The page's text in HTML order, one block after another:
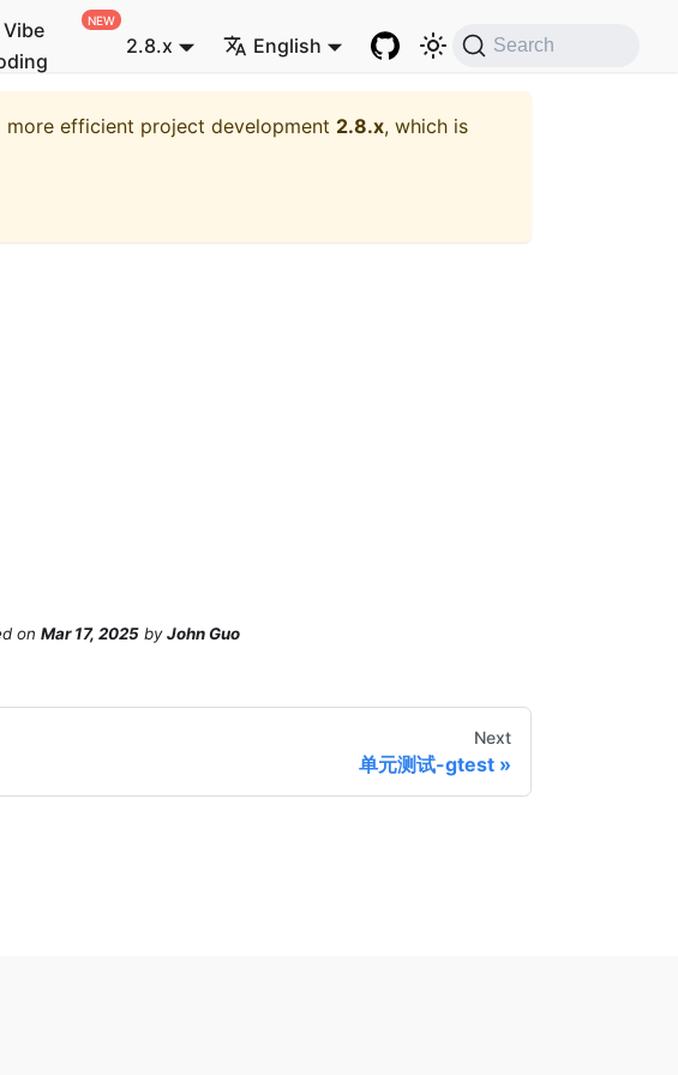
Vibe
2.8.x English Search
efficient project development 2.8.x, which is
on Mar 17, 2025 byJohn Guo
Next
单元测试-gtest